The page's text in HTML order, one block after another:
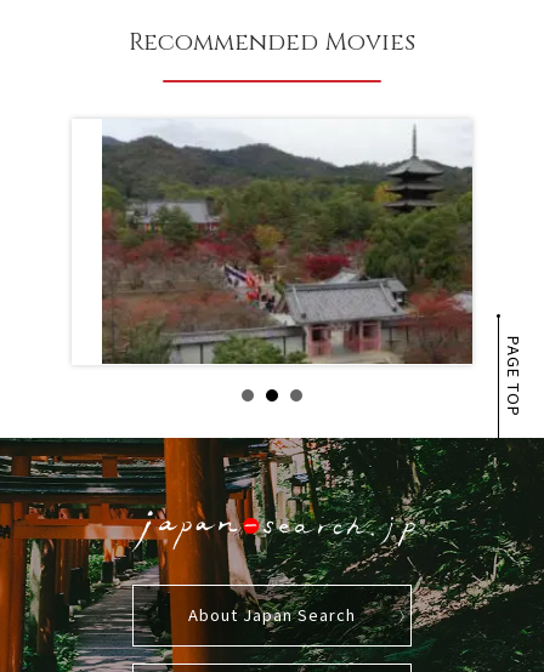
Recommended Movies
PAGE TOP
About Japan Search